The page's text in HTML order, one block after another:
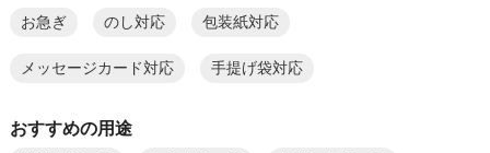
お急ぎ のし対応 包装紙対応
メッセージカード対応 手提げ袋対応
おすすめの用途